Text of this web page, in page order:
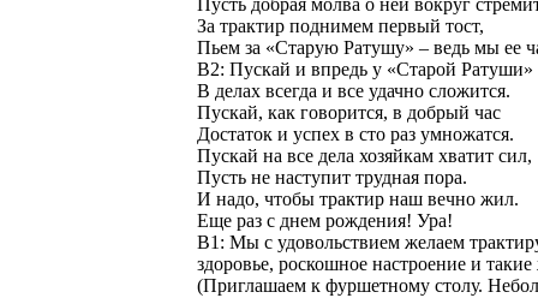
Пусть добрая молва о ней вокруг
За трактир поднимем первый тост,
Пьем за «Старую Ратушу» – ведь мы ее
В2: Пускай и впредь у «Старой Ратуши»
В делах всегда и все удачно сложится.
Пускай, как говорится, в добрый час
Достаток и успех в сто раз умножатся.
Пускай на все дела хозяйкам хватит сил,
Пусть не наступит трудная пора.
И надо, чтобы трактир наш вечно жил.
Еще раз с днем рождения! Ура!
В1: Мы с удовольствием желаем
здоровье, роскошное настроение и
(Приглашаем к фуршетному столу.